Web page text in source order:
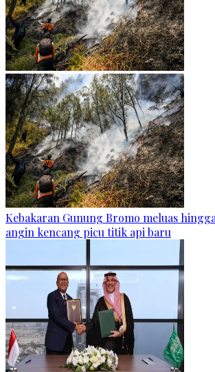
Kebakaran Gunung Bromo meluas
angin kencang picu titik api baru